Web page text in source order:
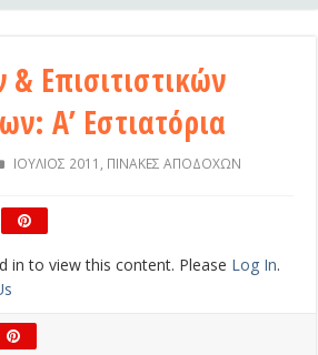
& Επισιτιστικών
Α’ Εστιατόρια
ΙΟΥΛΙΟΣ 2011 , ΠΙΝΑΚΕΣ ΑΠΟΔΟΧΩΝ
in to view this content. Please Log In.